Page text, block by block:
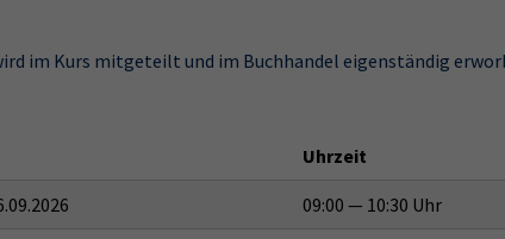
im Kurs mitgeteilt und im Buchhandel eigenständig
Uhrzeit
09:00 — 10:30 Uhr